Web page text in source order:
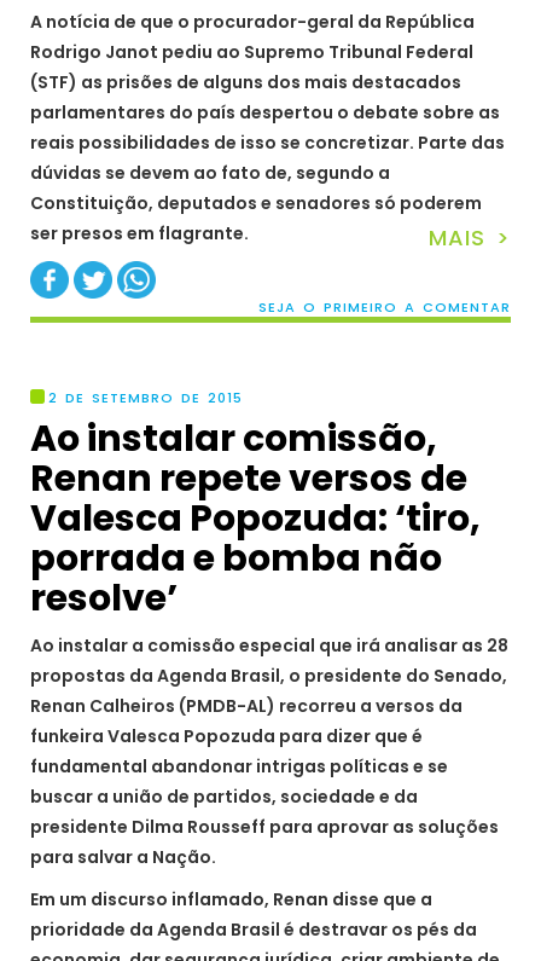
A notícia de que o procurador-geral da República
Rodrigo Janot pediu ao Supremo Tribunal Federal
(STF) as prisões de alguns dos mais destacados
parlamentares do país despertou o debate sobre as
reais possibilidades de isso se concretizar. Parte das
dúvidas se devem ao fato de, segundo a
Constituição, deputados e senadores só poderem
ser presos em flagrante.
MAIS >
SEJA O PRIMEIRO A COMENTAR
2 DE SETEMBRO DE 2015
Ao instalar comissão,
Renan repete versos de
Valesca Popozuda: ‘tiro,
porrada e bomba não
resolve’
Ao instalar a comissão especial que irá analisar as 28
propostas da Agenda Brasil, o presidente do Senado,
Renan Calheiros (PMDB-AL) recorreu a versos da
funkeira Valesca Popozuda para dizer que é
fundamental abandonar intrigas políticas e se
buscar a união de partidos, sociedade e da
presidente Dilma Rousseff para aprovar as soluções
para salvar a Nação.
Em um discurso inflamado, Renan disse que a
prioridade da Agenda Brasil é destravar os pés da